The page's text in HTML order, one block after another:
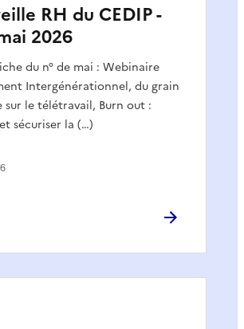
RH du CEDIP -
2026
du n° de mai : Webinaire
Intergénérationnel, du grain
sur le télétravail, Burn out :
sécuriser la (…)